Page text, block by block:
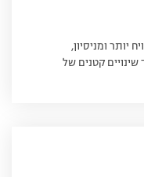
יותר ומניסיון,
שינויים קטנים של